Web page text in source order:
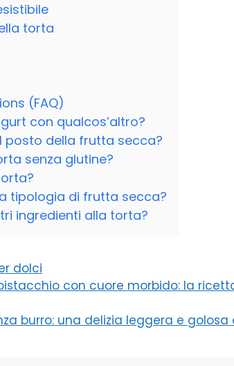
torta
(FAQ)
con qualcos’altro?
posto della frutta secca?
senza glutine?
tipologia di frutta secca?
ingredienti alla torta?
dolci
con cuore morbido: la
burro: una delizia leggera e golosa